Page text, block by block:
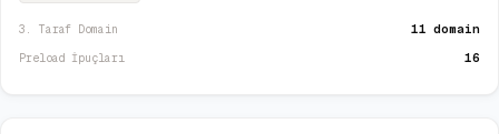
3. Taraf Domain 11 domain
Preload İpuçları 16